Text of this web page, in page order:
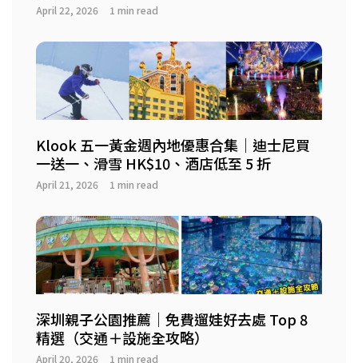
April 22, 2026 1 min read
Klook 五一黃金週內地優惠合集｜迪士尼買
一送一、滑雪 HK$10、酒店低至 5 折
April 21, 2026 1 min read
深圳親子公園推薦｜免費遛娃好去處 Top 8
精選（交通＋設施全攻略）
April 20, 2026 1 min read